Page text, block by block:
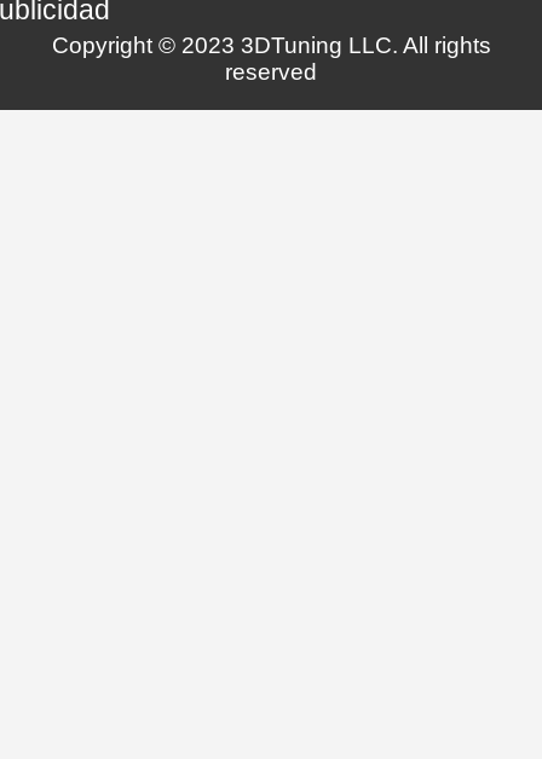
Copyright © 2023 3DTuning LLC. All rights
reserved